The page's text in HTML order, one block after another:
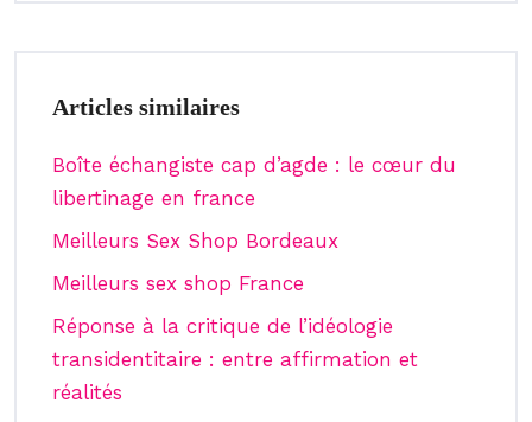
Articles similaires
Boîte échangiste cap d’agde : le cœur du
libertinage en france
Meilleurs Sex Shop Bordeaux
Meilleurs sex shop France
Réponse à la critique de l’idéologie
transidentitaire : entre affirmation et
réalités